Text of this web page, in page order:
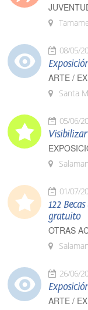
08/05/
ARTE /
Santa
05/06/
01/07/
122
gratuito
OTRAS
26/06/
ARTE /